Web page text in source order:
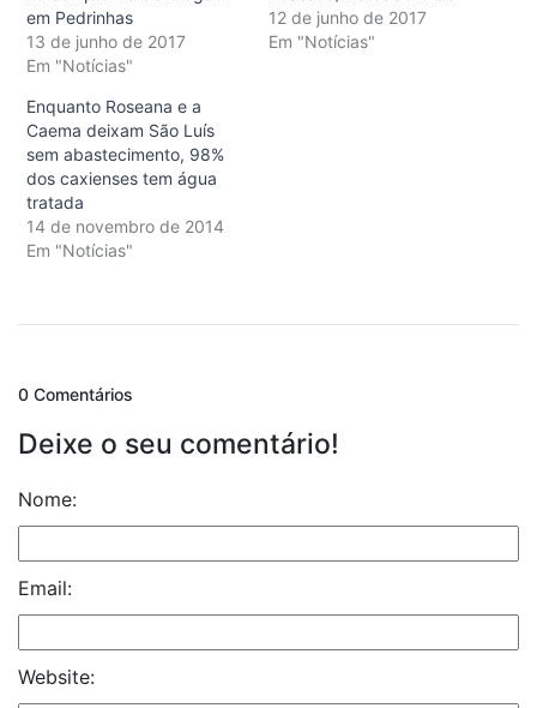
em Pedrinhas
13 de junho de 2017
Em "Notícias"
12 de junho de 2017
Em "Notícias"
Enquanto Roseana e a
Caema deixam São Luís
sem abastecimento, 98%
dos caxienses tem água
tratada
14 de novembro de 2014
Em "Notícias"
0 Comentários
Deixe o seu comentário!
Nome:
Email:
Website: